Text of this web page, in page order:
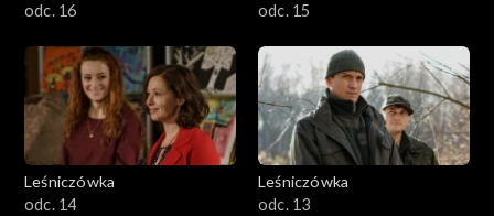
odc. 16
odc. 15
Leśniczówka
odc. 14
Leśniczówka
odc. 13